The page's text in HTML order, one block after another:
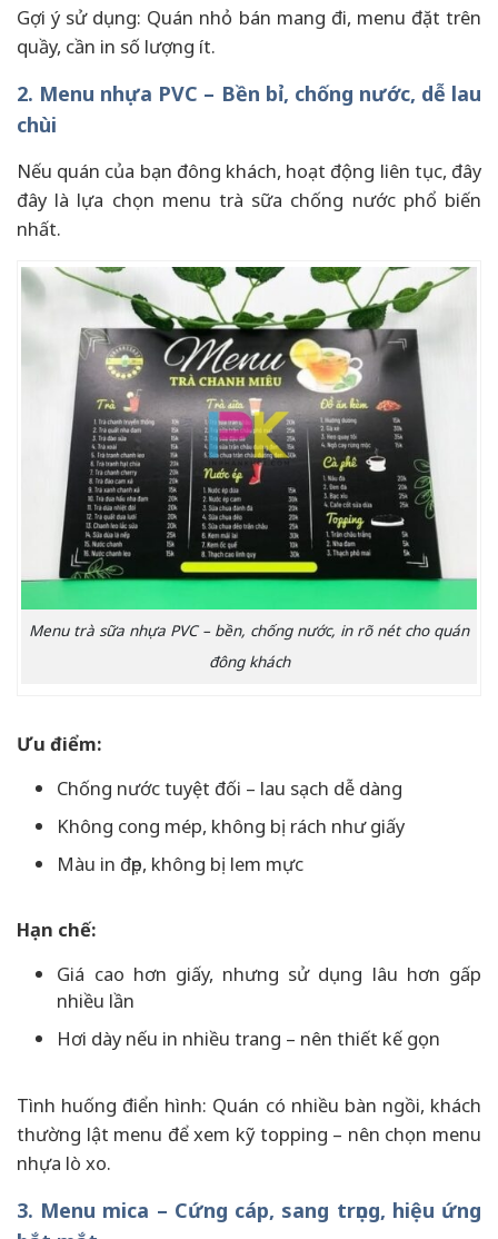
Gợi ý sử dụng: Quán nhỏ bán mang đi, menu đặt trên
quầy, cần in số lượng ít.
2. Menu nhựa PVC – Bền bỉ, chống nước, dễ lau
chùi
Nếu quán của bạn đông khách, hoạt động liên tục, đây
đây là lựa chọn menu trà sữa chống nước phổ biến
nhất.
Menu trà sữa nhựa PVC – bền, chống nước, in rõ nét cho quán
đông khách
Ưu điểm:
Chống nước tuyệt đối – lau sạch dễ dàng
Không cong mép, không bị rách như giấy
Màu in đẹp, không bị lem mực
Hạn chế:
Giá cao hơn giấy, nhưng sử dụng lâu hơn gấp
nhiều lần
Hơi dày nếu in nhiều trang – nên thiết kế gọn
Tình huống điển hình: Quán có nhiều bàn ngồi, khách
thường lật menu để xem kỹ topping – nên chọn menu
nhựa lò xo.
3. Menu mica – Cứng cáp, sang trọng, hiệu ứng